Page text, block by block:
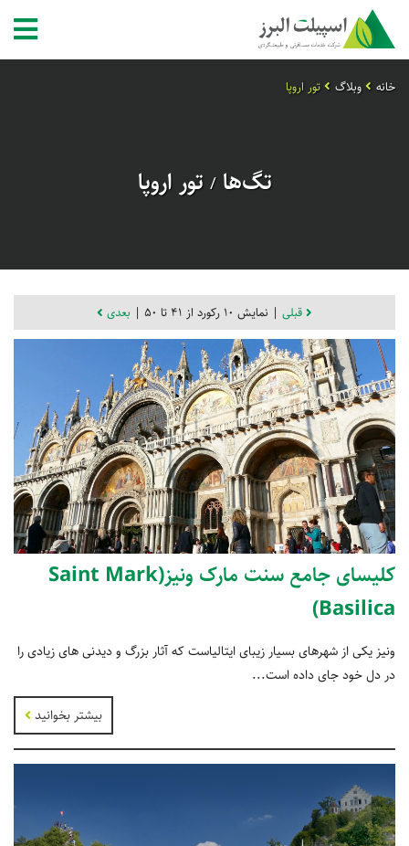
خانه وبلاگ تور اروپا
تگ‌ها/ تور اروپا
قبلی | نمایش 10 رکورد از 41 تا 50 | بعدی
کلیسای جامع سنت مارک ونیز(Saint Mark
Basilica)
ونیز یکی از شهرهای بسیار زیبای ایتالیاست که آثار بزرگ و دیدنی های زیادی را
در دل خود جای داده است...
بیشتر بخوانید